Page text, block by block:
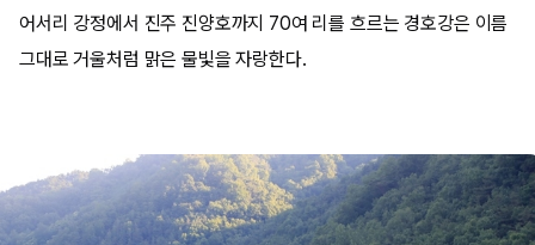
어서리 강정에서 진주 진양호까지 70여 리를 흐르는 경호강은 이름
그대로 거울처럼 맑은 물빛을 자랑한다.